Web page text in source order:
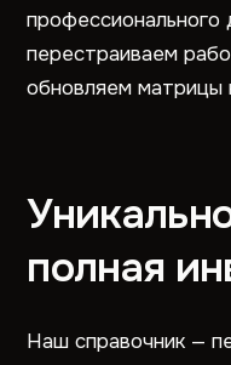
профессионального
перестраиваем
обновляем матрицы
полная
Наш справочник —